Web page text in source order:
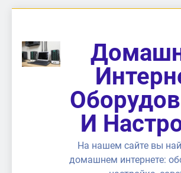
содержимому
И
На нашем сайте вы
домашнем интернете: